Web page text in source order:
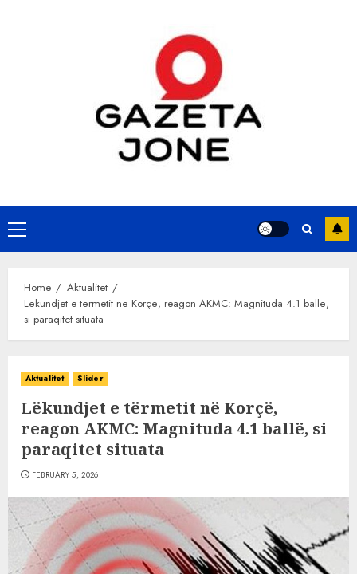
Primary
Menu
Home
Aktualitet
Lëkundjet e tërmetit në Korçë, reagon AKMC: Magnituda 4.1 ballë,
si paraqitet situata
Aktualitet Slider
Lëkundjet e tërmetit në Korçë,
reagon AKMC: Magnituda 4.1 ballë, si
paraqitet situata
FEBRUARY 5, 2026